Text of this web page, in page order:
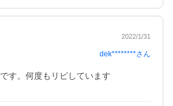
2022/1/31
dek********さん
す。何度もリピしています